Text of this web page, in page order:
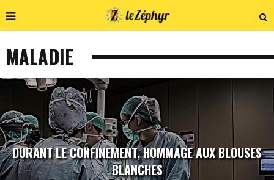
MALADIE
DURANT LE CONFINEMENT, HOMMAGE AUX BLOUSES
BLANCHES